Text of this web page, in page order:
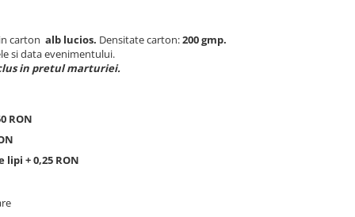
carton alb lucios. Densitate carton:200 gmp.
si data evenimentului.
in pretul marturiei.
RON
+ 0,25 RON